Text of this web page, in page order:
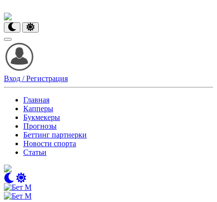
Вход / Регистрация
Главная
Капперы
Букмекеры
Прогнозы
Беттинг партнерки
Новости спорта
Статьи